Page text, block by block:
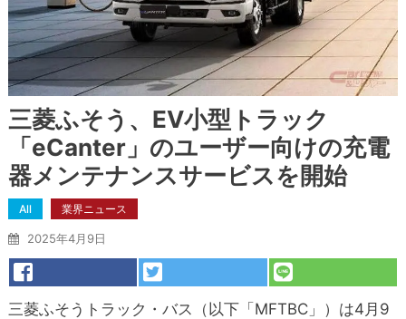
三菱ふそう、EV小型トラック
「eCanter」のユーザー向けの充電
器メンテナンスサービスを開始
All 業界ニュース
2025年4月9日
三菱ふそうトラック・バス（以下「MFTBC」）は4月9